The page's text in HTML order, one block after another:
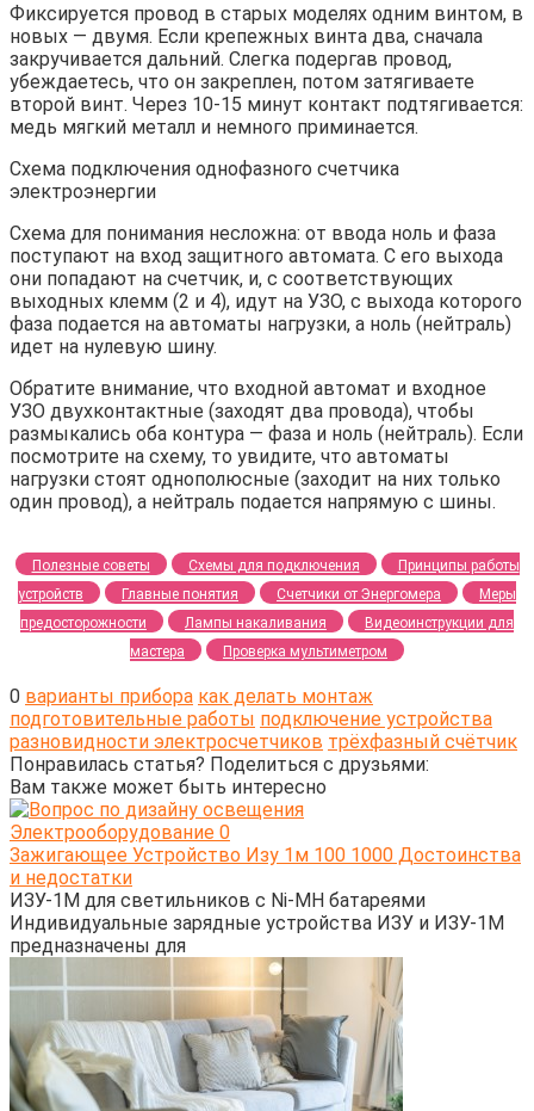
Фиксируется провод в старых моделях одним винтом, в
новых — двумя. Если крепежных винта два, сначала
закручивается дальний. Слегка подергав провод,
убеждаетесь, что он закреплен, потом затягиваете
второй винт. Через 10-15 минут контакт подтягивается:
медь мягкий металл и немного приминается.
Схема подключения однофазного счетчика
электроэнергии
Схема для понимания несложна: от ввода ноль и фаза
поступают на вход защитного автомата. С его выхода
они попадают на счетчик, и, с соответствующих
выходных клемм (2 и 4), идут на УЗО, с выхода которого
фаза подается на автоматы нагрузки, а ноль (нейтраль)
идет на нулевую шину.
Обратите внимание, что входной автомат и входное
УЗО двухконтактные (заходят два провода), чтобы
размыкались оба контура — фаза и ноль (нейтраль). Если
посмотрите на схему, то увидите, что автоматы
нагрузки стоят однополюсные (заходит на них только
один провод), а нейтраль подается напрямую с шины.
Полезные советы Схемы для подключения
Принципы работы
устройств
Главные понятия Счетчики от Энергомера
Меры
предосторожности
Лампы накаливания
Видеоинструкции для
мастера
Проверка мультиметром
0 варианты прибора как делать монтаж
подготовительные работы подключение устройства
разновидности электросчетчиков трёхфазный счётчик
Понравилась статья? Поделиться с друзьями:
Вам также может быть интересно
Электрооборудование 0
Зажигающее Устройство Изу 1м 100 1000 Достоинства
и недостатки
ИЗУ-1М для светильников с Ni-MH батареями
Индивидуальные зарядные устройства ИЗУ и ИЗУ-1М
предназначены для